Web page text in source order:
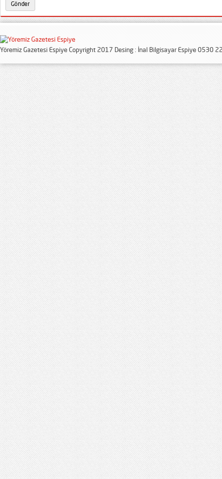
Yöremiz Gazetesi Espiye Copyright 2017 Desing : İnal Bilgisayar Espiye 0530